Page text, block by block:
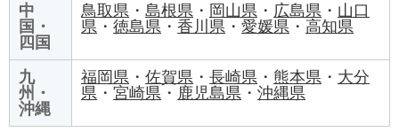
中
国・
四国
鳥取県 ・ 島根県 ・ 岡山県 ・ 広島県 ・ 山口
県 ・ 徳島県 ・ 香川県 ・ 愛媛県 ・ 高知県
九
州・
沖縄
福岡県 ・ 佐賀県 ・ 長崎県 ・ 熊本県 ・ 大分
県 ・ 宮崎県 ・ 鹿児島県 ・ 沖縄県